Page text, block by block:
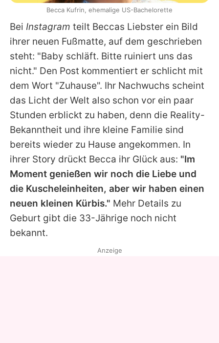
Bei Instagram teilt Beccas Liebster ein Bild
ihrer neuen Fußmatte, auf dem geschrieben
steht: "Baby schläft. Bitte ruiniert uns das
nicht." Den Post kommentiert er schlicht mit
dem Wort "Zuhause". Ihr Nachwuchs scheint
das Licht der Welt also schon vor ein paar
Stunden erblickt zu haben, denn die Reality-
Bekanntheit und ihre kleine Familie sind
bereits wieder zu Hause angekommen. In
ihrer Story drückt Becca ihr Glück aus: "Im
Moment genießen wir noch die Liebe und
die Kuscheleinheiten, aber wir haben einen
neuen kleinen Kürbis." Mehr Details zu
Geburt gibt die 33-Jährige noch nicht
bekannt.
Becca Kufrin, ehemalige US-Bachelorette
Anzeige